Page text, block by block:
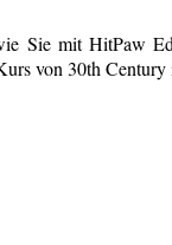
Sie mit HitPaw
von 30th